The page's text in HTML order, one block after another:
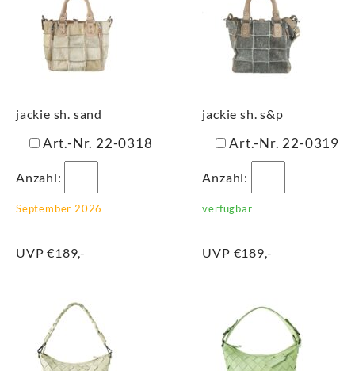
jackie sh. sand
Art.-Nr. 22-0318
Anzahl:
September 2026
UVP €189,-
jackie sh. s&p
Art.-Nr. 22-0319
Anzahl:
verfügbar
UVP €189,-